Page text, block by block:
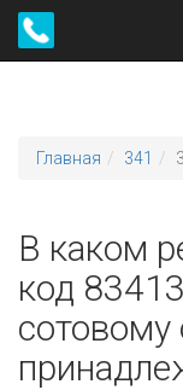
Главная 341
В каком
код
сотовому